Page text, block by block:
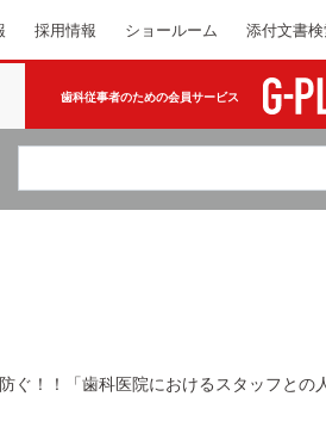
採用情報 ショールーム 添付文書
歯科従事者のための会員サービス
ぐ！！「歯科医院におけるスタッフとの